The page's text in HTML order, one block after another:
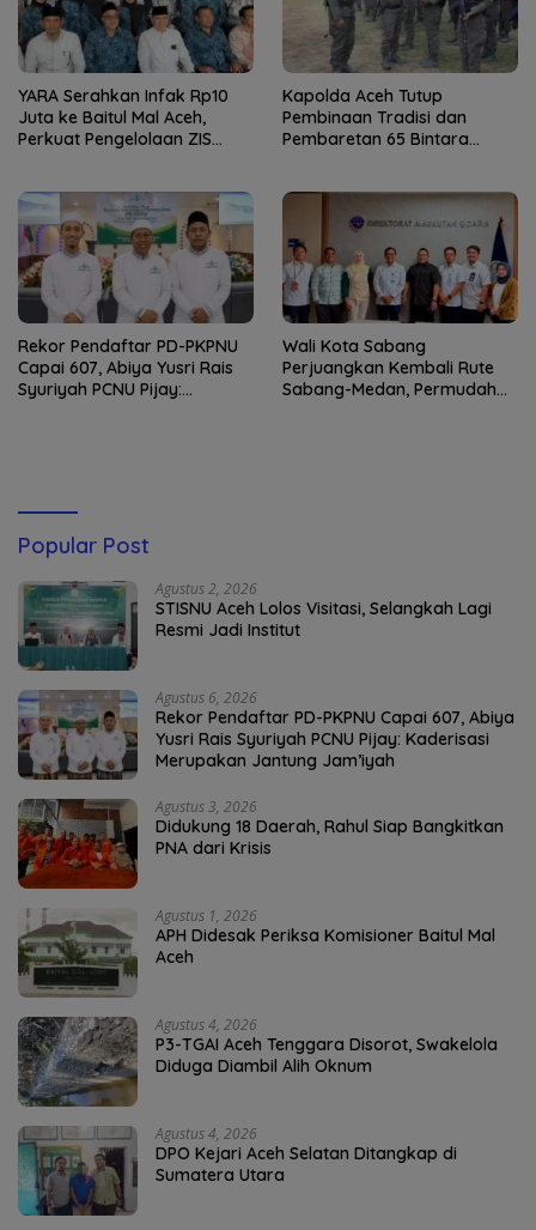
YARA Serahkan Infak Rp10
Juta ke Baitul Mal Aceh,
Perkuat Pengelolaan ZIS
Kapolda Aceh Tutup
Pembinaan Tradisi dan
Pembaretan 65 Bintara
Rekor Pendaftar PD-PKPNU
Capai 607, Abiya Yusri Rais
Syuriyah PCNU Pijay:
Wali Kota Sabang
Perjuangkan Kembali Rute
Sabang-Medan, Permudah
Popular Post
Agustus 2, 2026
STISNU Aceh Lolos Visitasi, Selangkah Lagi
Resmi Jadi Institut
Agustus 6, 2026
Rekor Pendaftar PD-PKPNU Capai 607, Abiya
Yusri Rais Syuriyah PCNU Pijay: Kaderisasi
Merupakan Jantung Jam’iyah
Agustus 3, 2026
Didukung 18 Daerah, Rahul Siap Bangkitkan
PNA dari Krisis
Agustus 1, 2026
APH Didesak Periksa Komisioner Baitul Mal
Aceh
Agustus 4, 2026
P3-TGAI Aceh Tenggara Disorot, Swakelola
Diduga Diambil Alih Oknum
Agustus 4, 2026
DPO Kejari Aceh Selatan Ditangkap di
Sumatera Utara